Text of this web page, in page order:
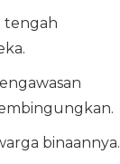
tengah
binaannya.